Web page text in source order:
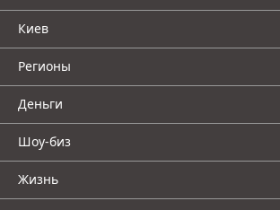
Киев
Регионы
Деньги
Шоу-биз
Жизнь